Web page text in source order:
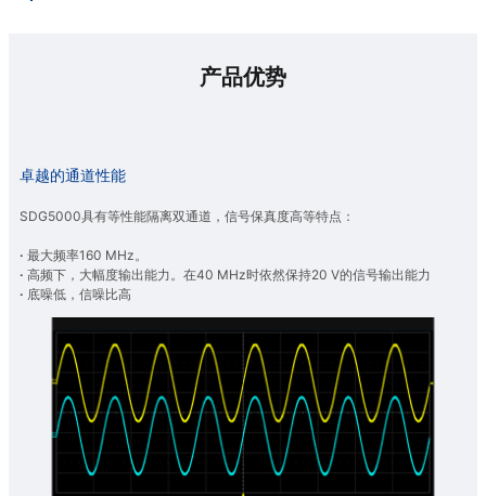
产品优势
卓越的通道性能
SDG5000具有等性能隔离双通道，信号保真度高等特点：
· 最大频率160 MHz。
· 高频下，大幅度输出能力。在40 MHz时依然保持20 V的信号输出能力
· 底噪低，信噪比高